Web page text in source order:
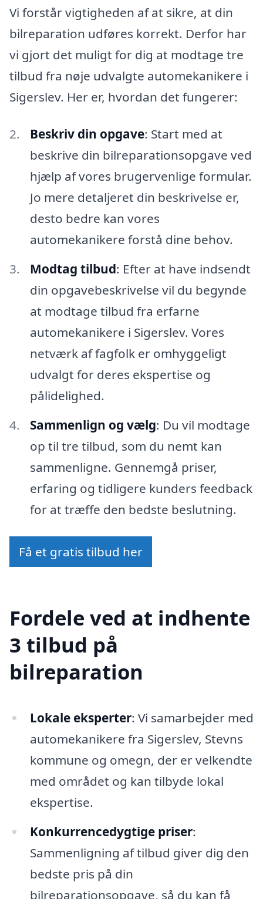
Vi forstår vigtigheden af at sikre, at din
bilreparation udføres korrekt. Derfor har
vi gjort det muligt for dig at modtage tre
tilbud fra nøje udvalgte automekanikere i
Sigerslev. Her er, hvordan det fungerer:
Beskriv din opgave: Start med at
beskrive din bilreparationsopgave ved
hjælp af vores brugervenlige formular.
Jo mere detaljeret din beskrivelse er,
desto bedre kan vores
automekanikere forstå dine behov.
Modtag tilbud: Efter at have indsendt
din opgavebeskrivelse vil du begynde
at modtage tilbud fra erfarne
automekanikere i Sigerslev. Vores
netværk af fagfolk er omhyggeligt
udvalgt for deres ekspertise og
pålidelighed.
Sammenlign og vælg: Du vil modtage
op til tre tilbud, som du nemt kan
sammenligne. Gennemgå priser,
erfaring og tidligere kunders feedback
for at træffe den bedste beslutning.
Få et gratis tilbud her
Fordele ved at indhente
3 tilbud på
bilreparation
Lokale eksperter: Vi samarbejder med
automekanikere fra Sigerslev, Stevns
kommune og omegn, der er velkendte
med området og kan tilbyde lokal
ekspertise.
Konkurrencedygtige priser:
Sammenligning af tilbud giver dig den
bedste pris på din
bilreparationsopgave, så du kan få